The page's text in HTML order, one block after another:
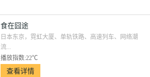
利
食在囧途
日本东京，霓虹大厦、单轨铁路、高速列车、网络潮
流...
播放指数:22℃
查看详情